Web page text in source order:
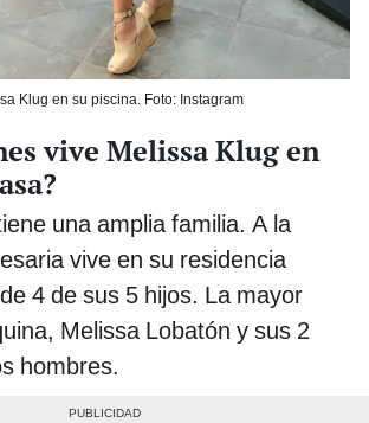
Klug en su piscina. Foto: Instagram
vive Melissa Klug en
una amplia familia. A la
vive en su residencia
4 de sus 5 hijos. La mayor
Melissa Lobatón y sus 2
hombres.